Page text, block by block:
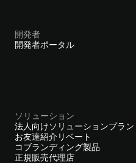
開発者
開発者ポータル
ソリューション
法人向けソリューションプラン
お友達紹介リベート
コブランディング製品
正規販売代理店